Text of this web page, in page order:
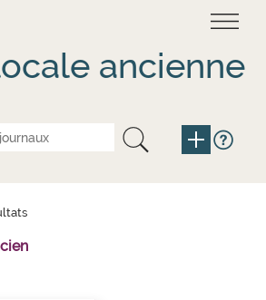
ancienne